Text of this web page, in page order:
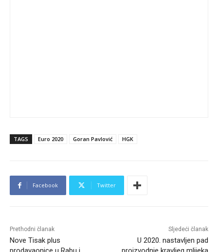
TAGS Euro 2020 Goran Pavlović HGK
Facebook Twitter
Prethodni članak
Nove Tisak plus
Sljedeći članak
U 2020. nastavljen pad